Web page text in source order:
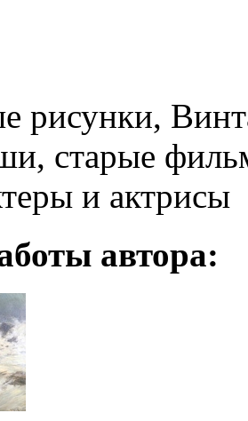
рисунки,
старые
и актрисы
автора: